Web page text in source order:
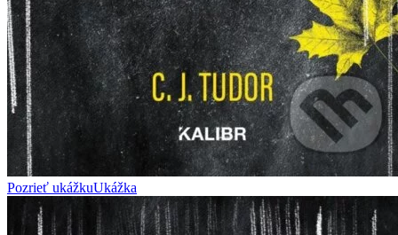
Pozrieť ukážkuUkážka